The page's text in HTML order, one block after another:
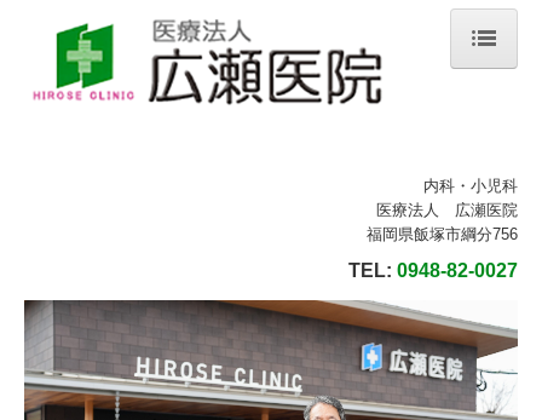
ホーム
健康診断
予防接種・抗体検査
内科・小児科
医療法人 広瀬医院
福岡県飯塚市綱分756
TEL: 0948-82-0027